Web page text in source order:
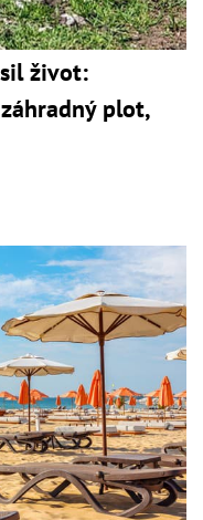
život:
plot,